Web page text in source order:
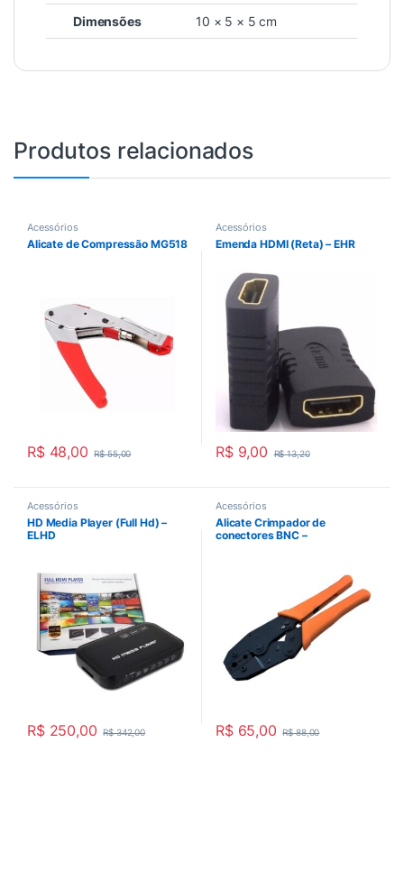
Dimensões 10 × 5 × 5 cm
Produtos relacionados
Acessórios
Alicate de Compressão MG518
R$48,00 R$55,00
Acessórios
Emenda HDMI (Reta) – EHR
R$9,00 R$13,20
Acessórios
HD Media Player (Full Hd) –
ELHD
R$250,00 R$342,00
Acessórios
Alicate Crimpador de
conectores BNC –
R$65,00 R$88,00